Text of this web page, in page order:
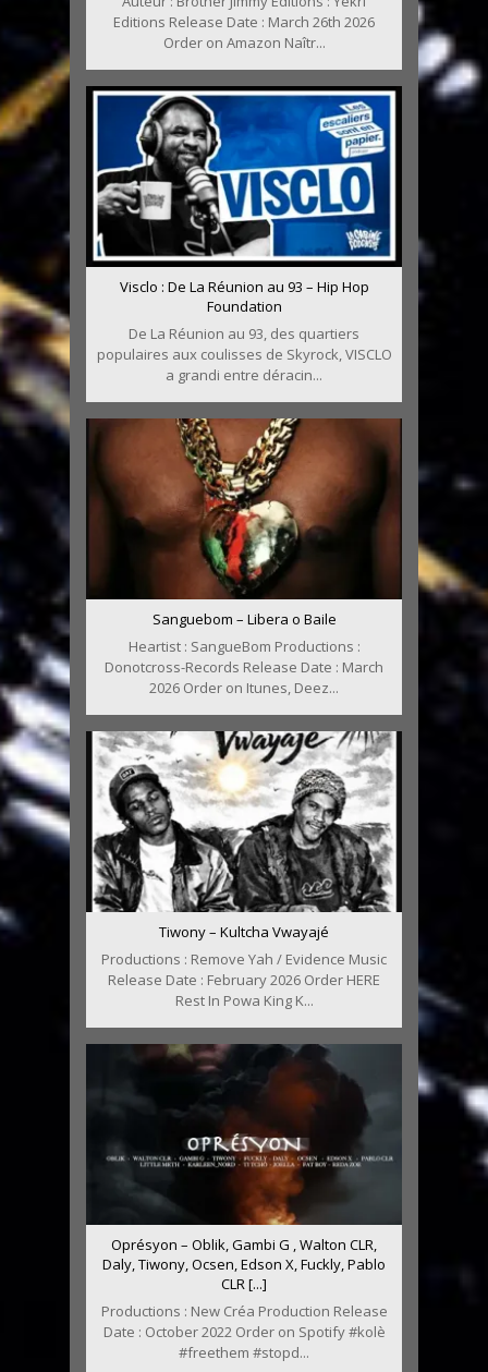
Editions Release Date : March 26th 2026
Order on Amazon Naîtr...
Visclo : De La Réunion au 93 – Hip Hop
Foundation
De La Réunion au 93, des quartiers
populaires aux coulisses de Skyrock, VISCLO
a grandi entre déracin...
Sanguebom – Libera o Baile
Heartist : SangueBom Productions :
Donotcross-Records Release Date : March
2026 Order on Itunes, Deez...
Tiwony – Kultcha Vwayajé
Productions : Remove Yah / Evidence Music
Release Date : February 2026 Order HERE
Rest In Powa King K...
Oprésyon – Oblik, Gambi G , Walton CLR,
Daly, Tiwony, Ocsen, Edson X, Fuckly, Pablo
CLR [...]
Productions : New Créa Production Release
Date : October 2022 Order on Spotify #kolè
#freethem #stopd...